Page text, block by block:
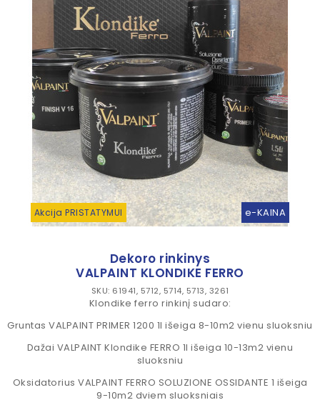
Akcija PRISTATYMUI e-KAINA
Dekoro rinkinys
VALPAINT KLONDIKE FERRO
SKU: 61941, 5712, 5714, 5713, 3261
Klondike ferro rinkinį sudaro:
Gruntas VALPAINT PRIMER 1200 1l išeiga 8-10m2 vienu sluoksniu
Dažai VALPAINT Klondike FERRO 1l išeiga 10-13m2 vienu
sluoksniu
Oksidatorius VALPAINT FERRO SOLUZIONE OSSIDANTE 1 išeiga
9-10m2 dviem sluoksniais